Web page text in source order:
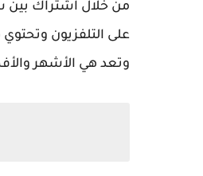
من خلال اشتراك بين
وتعد هي الأشهر